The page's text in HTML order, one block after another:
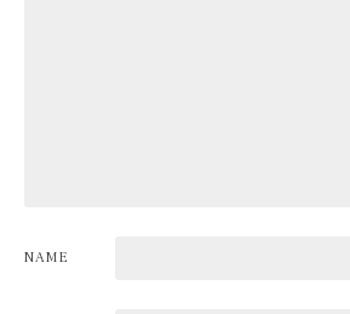
NAME